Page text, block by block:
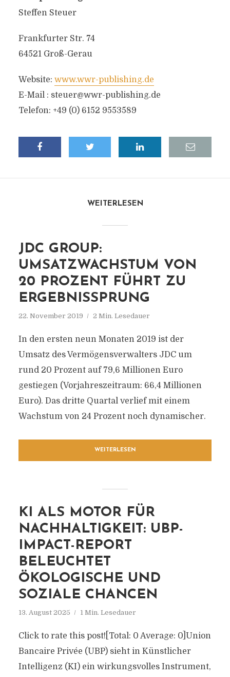
Steffen Steuer
Frankfurter Str. 74
64521 Groß-Gerau
Website: www.wwr-publishing.de
E-Mail : steuer@wwr-publishing.de
Telefon: +49 (0) 6152 9553589
WEITERLESEN
JDC GROUP:
UMSATZWACHSTUM VON
20 PROZENT FÜHRT ZU
ERGEBNISSPRUNG
22. November 2019 2 Min. Lesedauer
In den ersten neun Monaten 2019 ist der
Umsatz des Vermögensverwalters JDC um
rund 20 Prozent auf 79,6 Millionen Euro
gestiegen (Vorjahreszeitraum: 66,4 Millionen
Euro). Das dritte Quartal verlief mit einem
Wachstum von 24 Prozent noch dynamischer.
WEITERLESEN
KI ALS MOTOR FÜR
NACHHALTIGKEIT: UBP-
IMPACT-REPORT
BELEUCHTET
ÖKOLOGISCHE UND
SOZIALE CHANCEN
13. August 2025 1 Min. Lesedauer
Click to rate this post![Total: 0 Average: 0]Union
Bancaire Privée (UBP) sieht in Künstlicher
Intelligenz (KI) ein wirkungsvolles Instrument,